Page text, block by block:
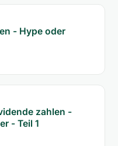
- Hype oder
zahlen -
- Teil 1